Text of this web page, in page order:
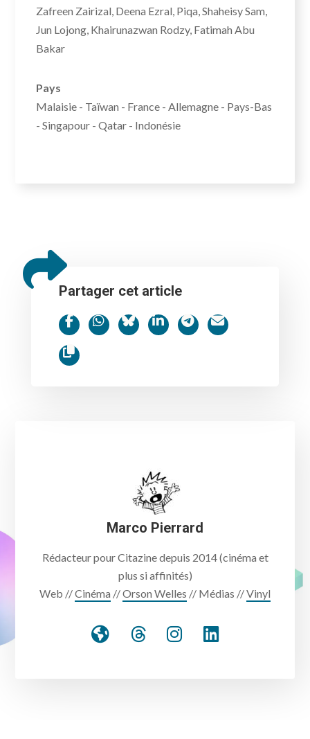
Zafreen Zairizal, Deena Ezral, Piqa, Shaheisy Sam,
Jun Lojong, Khairunazwan Rodzy, Fatimah Abu
Bakar
Pays
Malaisie - Taïwan - France - Allemagne - Pays-Bas
- Singapour - Qatar - Indonésie
Partager cet article
Marco Pierrard
Rédacteur pour Citazine depuis 2014 (cinéma et
plus si affinités)
Web //Cinéma //Orson Welles // Médias //Vinyl